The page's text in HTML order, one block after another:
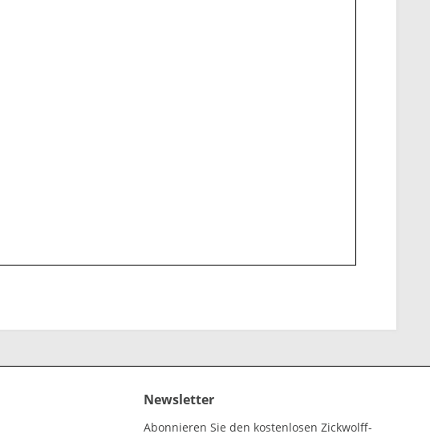
Newsletter
Abonnieren Sie den kostenlosen Zickwolff-